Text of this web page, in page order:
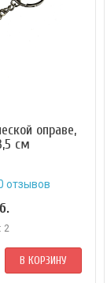
оправе,
см
отзывов
2
В КОРЗИНУ